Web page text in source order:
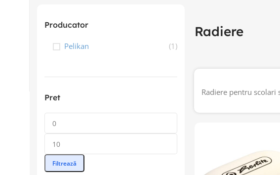
Producator
Pelikan (1)
Pret
Filtrează
Radiere
Radiere pentru scolari